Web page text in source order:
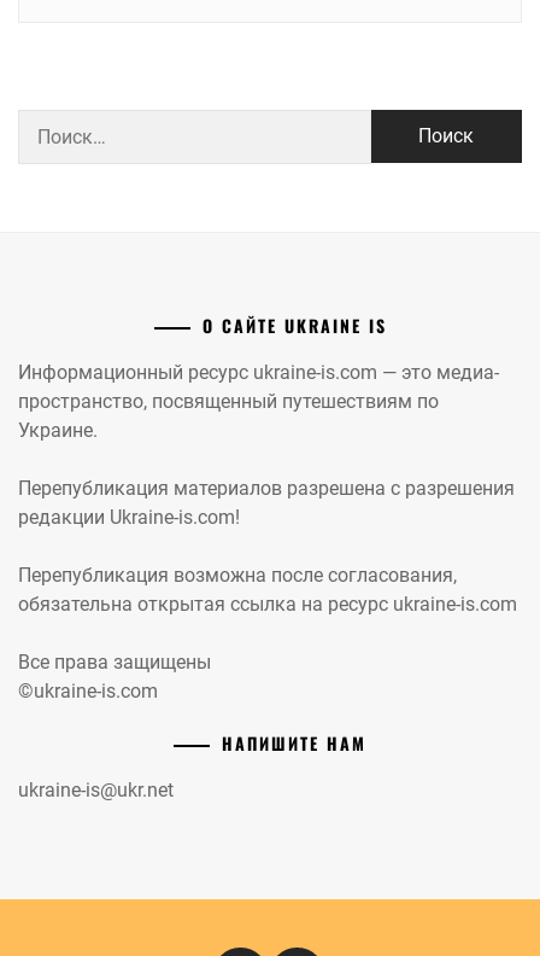
О САЙТЕ UKRAINE IS
Информационный ресурс ukraine-is.com — это медиа-
пространство, посвященный путешествиям по
Украине.
Перепубликация материалов разрешена с разрешения
редакции Ukraine-is.com!
Перепубликация возможна после согласования,
обязательна открытая ссылка на ресурс ukraine-is.com
Все права защищены
©ukraine-is.com
НАПИШИТЕ НАМ
ukraine-is@ukr.net